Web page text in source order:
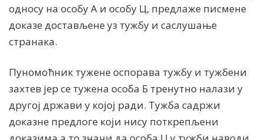
односу на особу А и особу Ц, предлаже писмене
доказе достављене уз тужбу и саслушање
странака.
Пуномоћник тужене оспорава тужбу и тужбени
захтев јер се тужена особа Б тренутно налази у
другој држави у којој ради. Тужба садржи
доказне предлоге који нису поткрепљени